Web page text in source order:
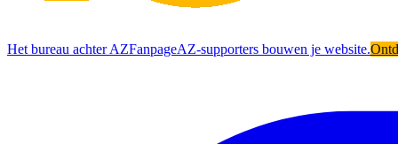
Het bureau achter AZFanpageAZ-supporters bouwen je website.